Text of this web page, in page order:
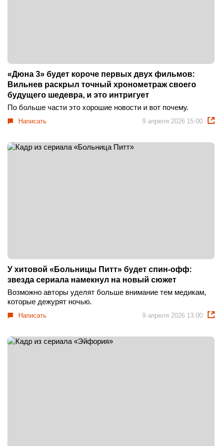
«Дюна 3» будет короче первых двух фильмов:
Вильнев раскрыл точный хронометраж своего
будущего шедевра, и это интригует
По больше части это хорошие новости и вот почему.
Написать 9 апреля 2026 15:00
У хитовой «Больницы Питт» будет спин-офф:
звезда сериала намекнул на новый сюжет
Возможно авторы уделят больше внимание тем медикам,
которые дежурят ночью.
Написать 9 апреля 2026 13:00